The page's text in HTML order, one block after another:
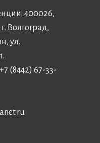
400026,
Волгоград,
ул.
(8442) 67-33-